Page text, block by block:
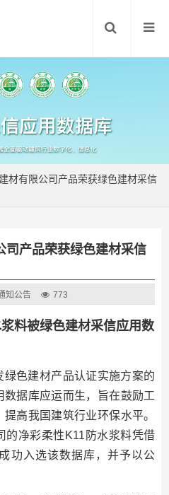
材有限公司产品荣获绿色建材采信
司产品荣获绿色建材采信
知公告 773
料被绿色建材采信应用数
色建材产品认证实施方案的
据库应运而生，旨在鼓励工
高我国建筑行业环保水平。
的净彩柔性K11防水浆料凭借
功入选该数据库，并予以公